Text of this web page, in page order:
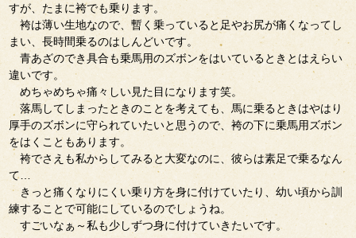
すが、たまに袴でも乗ります。
袴は薄い生地なので、暫く乗っていると足やお尻が痛くなってし
まい、長時間乗るのはしんどいです。
青あざのでき具合も乗馬用のズボンをはいているときとはえらい
違いです。
めちゃめちゃ痛々しい見た目になります笑。
落馬してしまったときのことを考えても、馬に乗るときはやはり
厚手のズボンに守られていたいと思うので、袴の下に乗馬用ズボン
をはくこともあります。
袴でさえも私からしてみると大変なのに、彼らは素足で乗るなん
て…
きっと痛くなりにくい乗り方を身に付けていたり、幼い頃から訓
練することで可能にしているのでしょうね。
すごいなぁ～私も少しずつ身に付けていきたいです。